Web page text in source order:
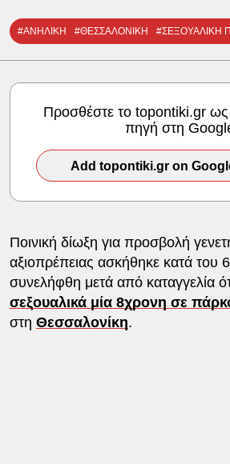
#ΑΝΗΛΙΚΗ #ΘΕΣΣΑΛΟΝΙΚΗ #ΣΕΞΟΥΑΛΙΚΗ
Προσθέστε το topontiki.gr
πηγή στη
Add topontiki.gr on
Ποινική δίωξη για προσβολή
αξιοπρέπειας ασκήθηκε κατά του
συνελήφθη μετά από καταγγελία
σεξουαλικά μία 8χρονη σε
στη Θεσσαλονίκη.